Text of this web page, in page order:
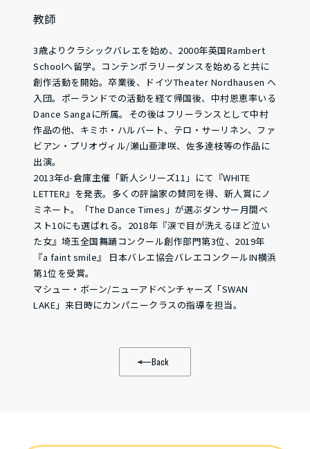
教師
3歳よりクラシックバレエを始め、2000年英国Rambert
Schoolへ留学。コンテンポラリーダンスを始めると共に
創作活動を開始。卒業後、ドイツTheater Nordhausen へ
入団。ポーランドでの活動を経て帰国後、中村恩恵率いる
Dance Sangaに所属。その後はフリーランスとして中村
作品の他、キミホ・ハルバート、テロ・サーリネン、ファ
ビアン・プリオヴィル/瀬山亜津咲、佐多達枝等の作品に
出演。
2013年d-倉庫主催「新人シリーズ11」にて『WHITE
LETTER』を発表。多くの評論家の賛同を得、新人賞にノ
ミネート。「The Dance Times」が選ぶダンサー月間ベ
スト10にも選ばれる。2018年『涙で目が洗えるほど泣い
た女』埼玉全国舞踊コンクール創作部門第3位、2019年
『a faint smile』 日本バレエ協会バレエコンクールIN横浜
第1位を受賞。
マシュー・ボーン/ニューアドベンチャーズ「SWAN
LAKE」来日時にカンパニークラスの指導を担当。
Back